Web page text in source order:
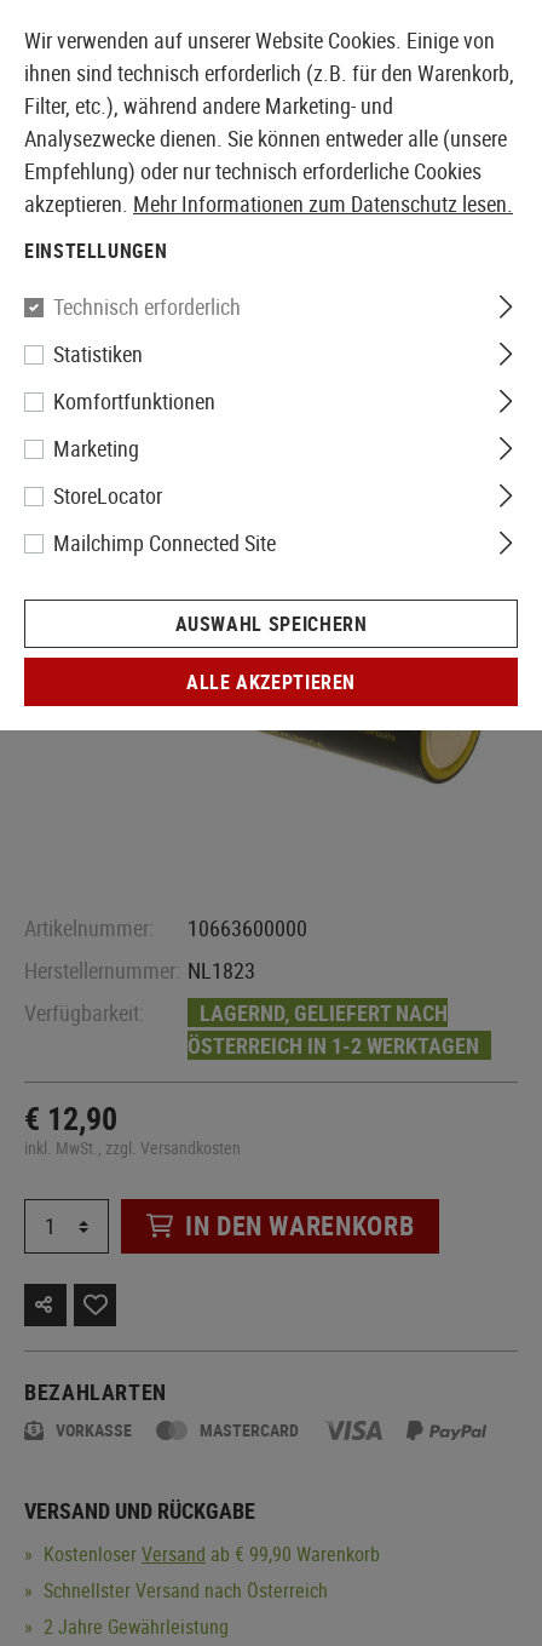
EUROPÄISCHER AIRSOFT SHOP & GROßHÄNDLER
Nitecore
NL1823 18650 Battery 3.7V
2300mAh
Artikelnummer:
10663600000
Herstellernummer: NL1823
Verfügbarkeit:
LAGERND, GELIEFERT NACH
ÖSTERREICH IN 1-2 WERKTAGEN
€ 12,90
inkl. MwSt., zzgl. Versandkosten
IN DEN WARENKORB
BEZAHLARTEN
VORKASSE MASTERCARD
VERSAND UND RÜCKGABE
KostenloserVersand ab € 99,90 Warenkorb
Schnellster Versand nach Österreich
2 Jahre Gewährleistung
Wir verwenden auf unserer Website Cookies. Einige von
ihnen sind technisch erforderlich (z.B. für den Warenkorb,
Filter, etc.), während andere Marketing- und
Analysezwecke dienen. Sie können entweder alle (unsere
Empfehlung) oder nur technisch erforderliche Cookies
akzeptieren. Mehr Informationen zum Datenschutz lesen.
EINSTELLUNGEN
Technisch erforderlich
Statistiken
Komfortfunktionen
Marketing
StoreLocator
Mailchimp Connected Site
AUSWAHL SPEICHERN
ALLE AKZEPTIEREN